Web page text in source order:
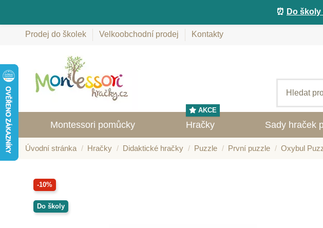
⏰ Do školy
Prodej do školek Velkoobchodní prodej Kontakty
Montessori pomůcky Hračky
AKCE
Sady hraček
Úvodní stránka Hračky Didaktické hračky Puzzle První puzzle Oxybul
-10%
Do školy